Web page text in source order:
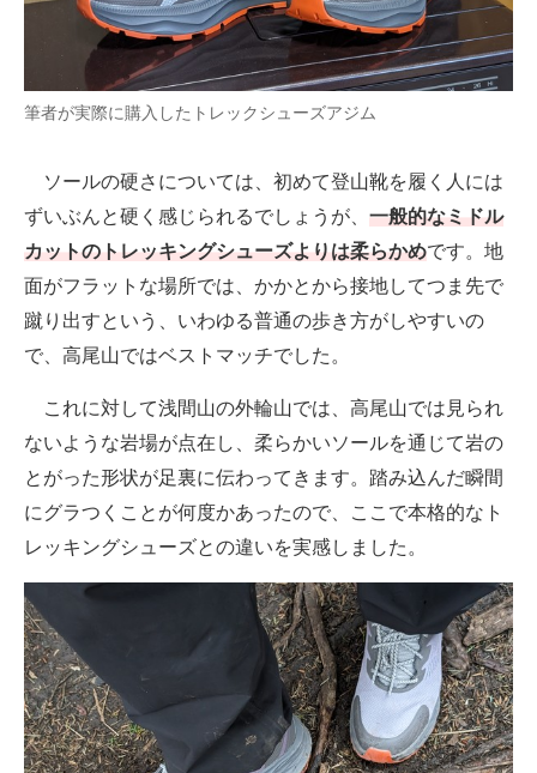
筆者が実際に購入したトレックシューズアジム
ソールの硬さについては、初めて登山靴を履く人には
ずいぶんと硬く感じられるでしょうが、 一般的なミドル
カットのトレッキングシューズよりは柔らかめです。地
面がフラットな場所では、かかとから接地してつま先で
蹴り出すという、いわゆる普通の歩き方がしやすいの
で、高尾山ではベストマッチでした。
これに対して浅間山の外輪山では、高尾山では見られ
ないような岩場が点在し、柔らかいソールを通じて岩の
とがった形状が足裏に伝わってきます。踏み込んだ瞬間
にグラつくことが何度かあったので、ここで本格的なト
レッキングシューズとの違いを実感しました。